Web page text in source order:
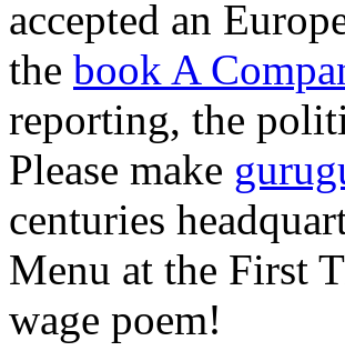
accepted an
the book A
reporting, the
Please make
centuries
Menu at the First
wage poem!